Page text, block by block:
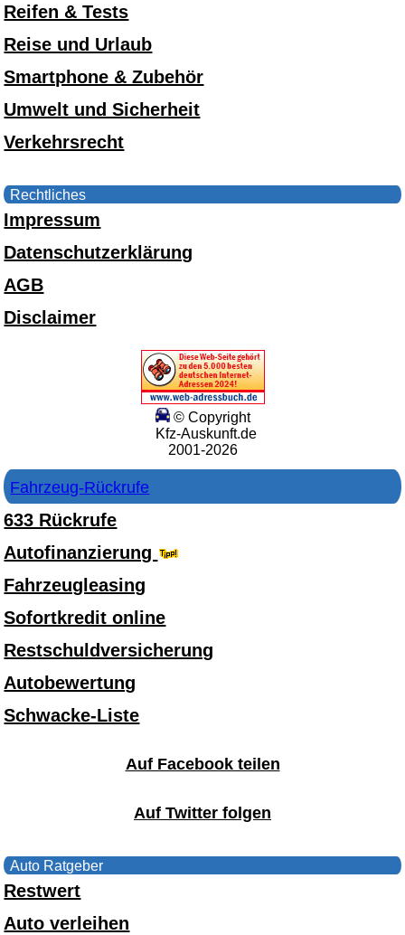
Reifen & Tests
Reise und Urlaub
Smartphone & Zubehör
Umwelt und Sicherheit
Verkehrsrecht
Rechtliches
Impressum
Datenschutzerklärung
AGB
Disclaimer
© Copyright
Kfz-Auskunft.de
2001-2026
Fahrzeug-Rückrufe
633 Rückrufe
Autofinanzierung
Fahrzeugleasing
Sofortkredit online
Restschuldversicherung
Autobewertung
Schwacke-Liste
Auf Facebook teilen
Auf Twitter folgen
Auto Ratgeber
Restwert
Auto verleihen